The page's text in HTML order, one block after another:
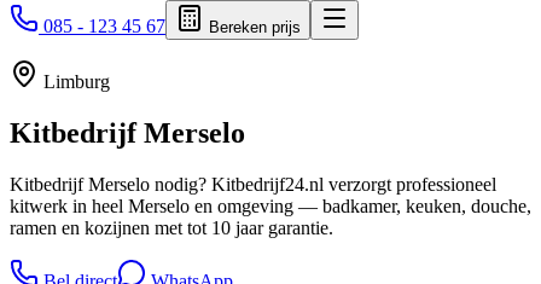
085 - 123 45 67
Bereken prijs
Limburg
KitbedrijfMerselo
Kitbedrijf Merselo nodig? Kitbedrijf24.nl verzorgt professioneel
kitwerk in heel Merselo en omgeving — badkamer, keuken, douche,
ramen en kozijnen met tot 10 jaar garantie.